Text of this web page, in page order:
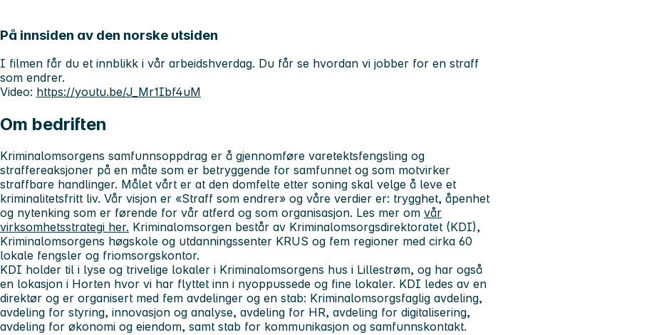
På innsiden av den norske utsiden
I filmen får du et innblikk i vår arbeidshverdag. Du får se hvordan vi jobber for en straff
som endrer.
Video: https://youtu.be/J_Mr1Ibf4uM
Om bedriften
Kriminalomsorgens samfunnsoppdrag er å gjennomføre varetektsfengsling og
straffereaksjoner på en måte som er betryggende for samfunnet og som motvirker
straffbare handlinger. Målet vårt er at den domfelte etter soning skal velge å leve et
kriminalitetsfritt liv. Vår visjon er «Straff som endrer» og våre verdier er: trygghet, åpenhet
og nytenking som er førende for vår atferd og som organisasjon. Les mer om vår
virksomhetsstrategi her. Kriminalomsorgen består av Kriminalomsorgsdirektoratet (KDI),
Kriminalomsorgens høgskole og utdanningssenter KRUS og fem regioner med cirka 60
lokale fengsler og friomsorgskontor.
KDI holder til i lyse og trivelige lokaler i Kriminalomsorgens hus i Lillestrøm, og har også
en lokasjon i Horten hvor vi har flyttet inn i nyoppussede og fine lokaler. KDI ledes av en
direktør og er organisert med fem avdelinger og en stab: Kriminalomsorgsfaglig avdeling,
avdeling for styring, innovasjon og analyse, avdeling for HR, avdeling for digitalisering,
avdeling for økonomi og eiendom, samt stab for kommunikasjon og samfunnskontakt.